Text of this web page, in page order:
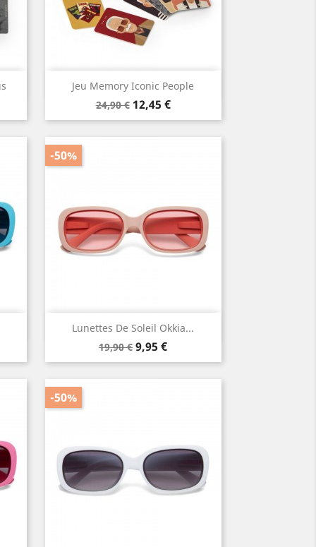
Jeu Memory Iconic People
Prix
de
24,90 € Prix
12,45 €
Aperçu rapide
Lunettes De Soleil Okkia...
Prix
de
19,90 € Prix
9,95 €
-50%
Aperçu rapide
-50%